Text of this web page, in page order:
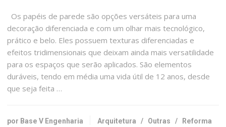
Os papéis de parede são opções versáteis para uma
decoração diferenciada e com um olhar mais tecnológico,
prático e belo. Eles possuem texturas diferenciadas e
efeitos tridimensionais que deixam ainda mais versatilidade
para os espaços que serão aplicados. São elementos
duráveis, tendo em média uma vida útil de 12 anos, desde
que seja feita …
por Base V Engenharia Arquitetura / Outras /
Reforma